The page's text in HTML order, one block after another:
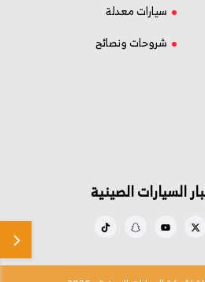
سيارات معدلة
شروحات ونصائح
السيارات الصينية